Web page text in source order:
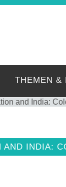
THEMEN &
and India:
AND INDIA: